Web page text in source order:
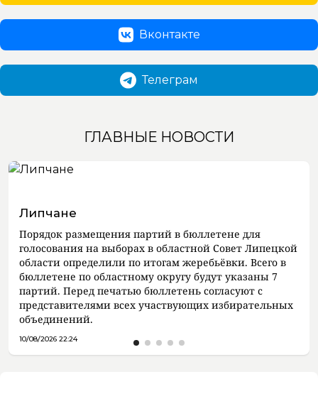
Вконтакте
Телеграм
ГЛАВНЫЕ НОВОСТИ
Липчане
Порядок размещения партий в бюллетене для
голосования на выборах в областной Совет Липецкой
области определили по итогам жеребьёвки. Всего в
бюллетене по областному округу будут указаны 7
партий. Перед печатью бюллетень согласуют с
представителями всех участвующих избирательных
объединений.
10/08/2026 22:24